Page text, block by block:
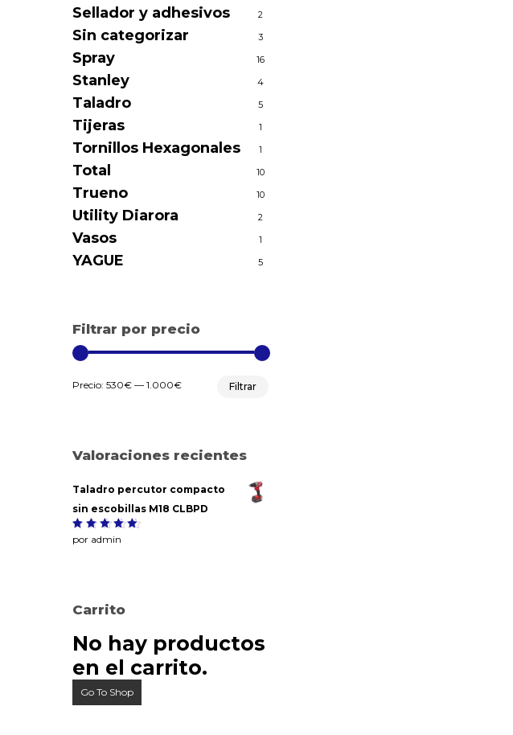
Sellador y adhesivos 2
Sin categorizar 3
Spray 16
Stanley 4
Taladro 5
Tijeras 1
Tornillos Hexagonales 1
Total 10
Trueno 10
Utility Diarora 2
Vasos 1
YAGUE 5
Filtrar por precio
Filtrar
Precio: 530€ — 1.000€
Valoraciones recientes
Taladro percutor compacto
sin escobillas M18 CLBPD
Valorado
con
por admin
Carrito
No hay productos
en el carrito.
Go To Shop